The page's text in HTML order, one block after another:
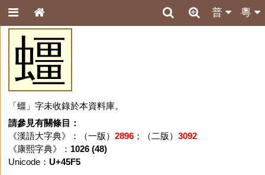
粵
普
䗵
「䗵」字未收錄於本資料庫。
請參見有關條目：
《漢語大字典》：（一版） 2896；（二版） 3092
《康熙字典》： 1026 (48)
Unicode： U+45F5